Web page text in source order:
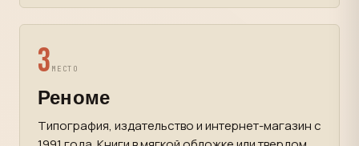
3 МЕСТО
Реноме
Типография, издательство и интернет-магазин с